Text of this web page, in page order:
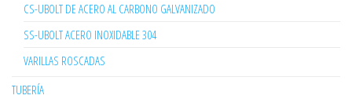
CS-UBOLT DE ACERO AL CARBONO GALVANIZADO
SS-UBOLT ACERO INOXIDABLE 304
VARILLAS ROSCADAS
TUBERÍA